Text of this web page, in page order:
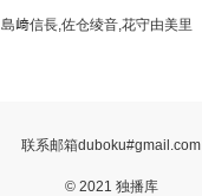
島﨑信長,佐仓绫音,花守由美里
联系邮箱duboku#gmail.com
© 2021 独播库